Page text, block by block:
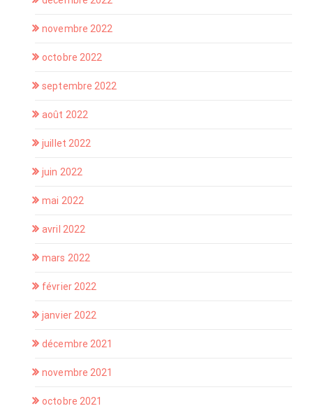
novembre 2022
octobre 2022
septembre 2022
août 2022
juillet 2022
juin 2022
mai 2022
avril 2022
mars 2022
février 2022
janvier 2022
décembre 2021
novembre 2021
octobre 2021